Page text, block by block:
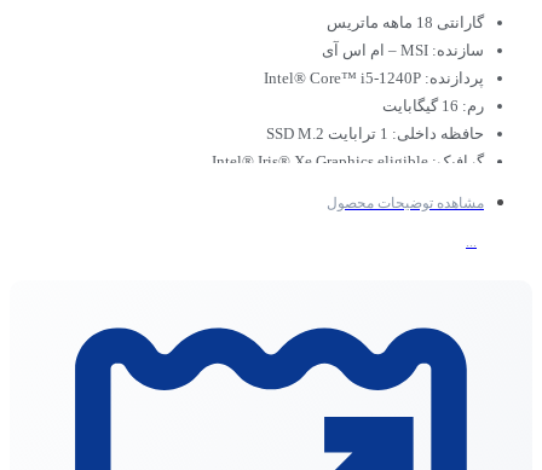
گارانتی 18 ماهه ماتریس
سازنده: MSI – ام اس آی
پردازنده: Intel® Core™ i5-1240P
رم: 16 گیگابایت
حافظه داخلی: 1 ترابایت SSD M.2
گرافیک: Intel® Iris® Xe Graphics eligible
رنگ: مشکی
مشاهده توضیحات محصول